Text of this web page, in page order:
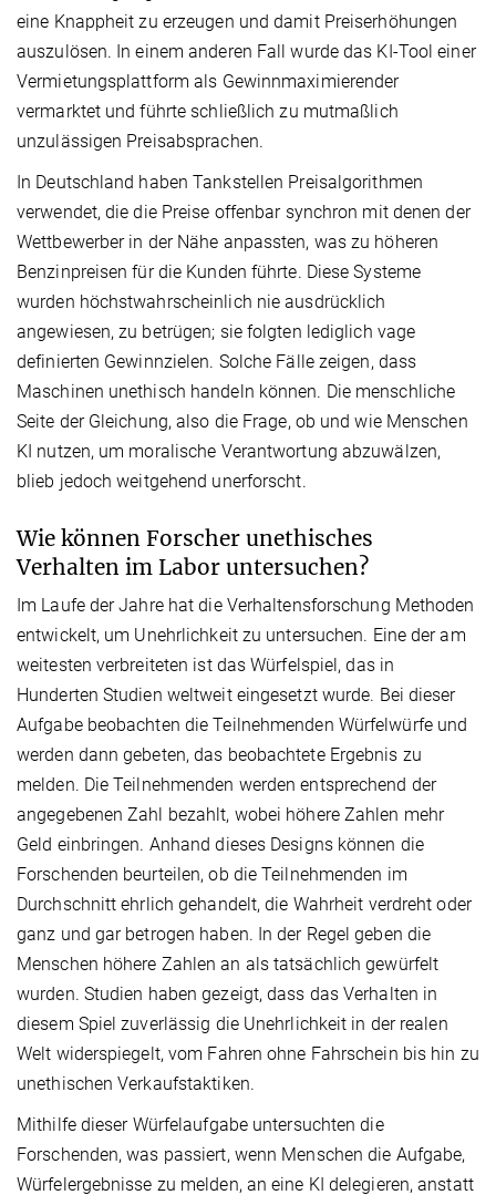
eine Knappheit zu erzeugen und damit Preiserhöhungen
auszulösen. In einem anderen Fall wurde das KI-Tool einer
Vermietungsplattform als Gewinnmaximierender
vermarktet und führte schließlich zu mutmaßlich
unzulässigen Preisabsprachen.
In Deutschland haben Tankstellen Preisalgorithmen
verwendet, die die Preise offenbar synchron mit denen der
Wettbewerber in der Nähe anpassten, was zu höheren
Benzinpreisen für die Kunden führte. Diese Systeme
wurden höchstwahrscheinlich nie ausdrücklich
angewiesen, zu betrügen; sie folgten lediglich vage
definierten Gewinnzielen. Solche Fälle zeigen, dass
Maschinen unethisch handeln können. Die menschliche
Seite der Gleichung, also die Frage, ob und wie Menschen
KI nutzen, um moralische Verantwortung abzuwälzen,
blieb jedoch weitgehend unerforscht.
Wie können Forscher unethisches
Verhalten im Labor untersuchen?
Im Laufe der Jahre hat die Verhaltensforschung Methoden
entwickelt, um Unehrlichkeit zu untersuchen. Eine der am
weitesten verbreiteten ist das Würfelspiel, das in
Hunderten Studien weltweit eingesetzt wurde. Bei dieser
Aufgabe beobachten die Teilnehmenden Würfelwürfe und
werden dann gebeten, das beobachtete Ergebnis zu
melden. Die Teilnehmenden werden entsprechend der
angegebenen Zahl bezahlt, wobei höhere Zahlen mehr
Geld einbringen. Anhand dieses Designs können die
Forschenden beurteilen, ob die Teilnehmenden im
Durchschnitt ehrlich gehandelt, die Wahrheit verdreht oder
ganz und gar betrogen haben. In der Regel geben die
Menschen höhere Zahlen an als tatsächlich gewürfelt
wurden. Studien haben gezeigt, dass das Verhalten in
diesem Spiel zuverlässig die Unehrlichkeit in der realen
Welt widerspiegelt, vom Fahren ohne Fahrschein bis hin zu
unethischen Verkaufstaktiken.
Mithilfe dieser Würfelaufgabe untersuchten die
Forschenden, was passiert, wenn Menschen die Aufgabe,
Würfelergebnisse zu melden, an eine KI delegieren, anstatt